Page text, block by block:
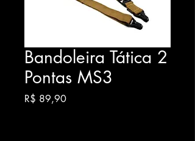
Bandoleira Tática 2
Pontas MS3
R$ 89,90Preço